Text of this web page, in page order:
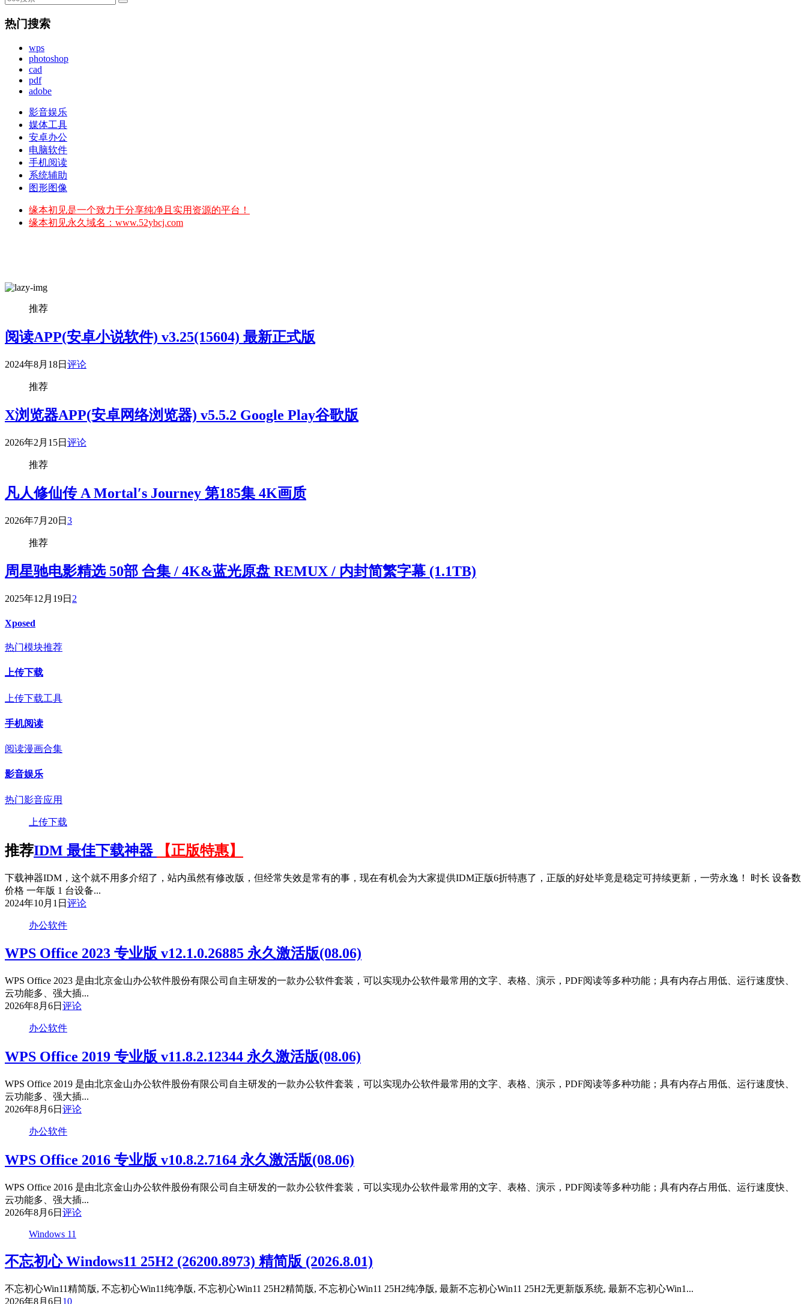
热门搜索
wps
photoshop
cad
pdf
adobe
影音娱乐
媒体工具
安卓办公
电脑软件
手机阅读
系统辅助
图形图像
缘本初见是一个致力于分享纯净且实用资源的平台！
缘本初见永久域名：www.52ybcj.com
推荐
阅读APP(安卓小说软件) v3.25(15604) 最新正式版
2024年8月18日 评论
推荐
X浏览器APP(安卓网络浏览器) v5.5.2 Google Play谷歌版
2026年2月15日 评论
推荐
凡人修仙传 A Mortal′s Journey 第185集 4K画质
2026年7月20日 3
推荐
周星驰电影精选 50部 合集 / 4K&蓝光原盘 REMUX / 内封简繁字幕 (1.1TB)
2025年12月19日 2
Xposed
热门模块推荐
上传下载
上传下载工具
手机阅读
阅读漫画合集
影音娱乐
热门影音应用
上传下载
推荐IDM 最佳下载神器 【正版特惠】
下载神器IDM，这个就不用多介绍了，站内虽然有修改版，但经常失效是常有的事，现在有机会为大家提供IDM正版6折特惠了，正版的好处毕竟是稳定可持续更新，一劳永逸！ 时长 设备数
价格 一年版 1 台设备...
2024年10月1日 评论
办公软件
WPS Office 2023 专业版 v12.1.0.26885 永久激活版(08.06)
WPS Office 2023 是由北京金山办公软件股份有限公司自主研发的一款办公软件套装，可以实现办公软件最常用的文字、表格、演示，PDF阅读等多种功能；具有内存占用低、运行速度快、
云功能多、强大插...
2026年8月6日 评论
办公软件
WPS Office 2019 专业版 v11.8.2.12344 永久激活版(08.06)
WPS Office 2019 是由北京金山办公软件股份有限公司自主研发的一款办公软件套装，可以实现办公软件最常用的文字、表格、演示，PDF阅读等多种功能；具有内存占用低、运行速度快、
云功能多、强大插...
2026年8月6日 评论
办公软件
WPS Office 2016 专业版 v10.8.2.7164 永久激活版(08.06)
WPS Office 2016 是由北京金山办公软件股份有限公司自主研发的一款办公软件套装，可以实现办公软件最常用的文字、表格、演示，PDF阅读等多种功能；具有内存占用低、运行速度快、
云功能多、强大插...
2026年8月6日 评论
Windows 11
不忘初心 Windows11 25H2 (26200.8973) 精简版 (2026.8.01)
不忘初心Win11精简版, 不忘初心Win11纯净版, 不忘初心Win11 25H2精简版, 不忘初心Win11 25H2纯净版, 最新不忘初心Win11 25H2无更新版系统, 最新不忘初心Win1...
2026年8月6日 10